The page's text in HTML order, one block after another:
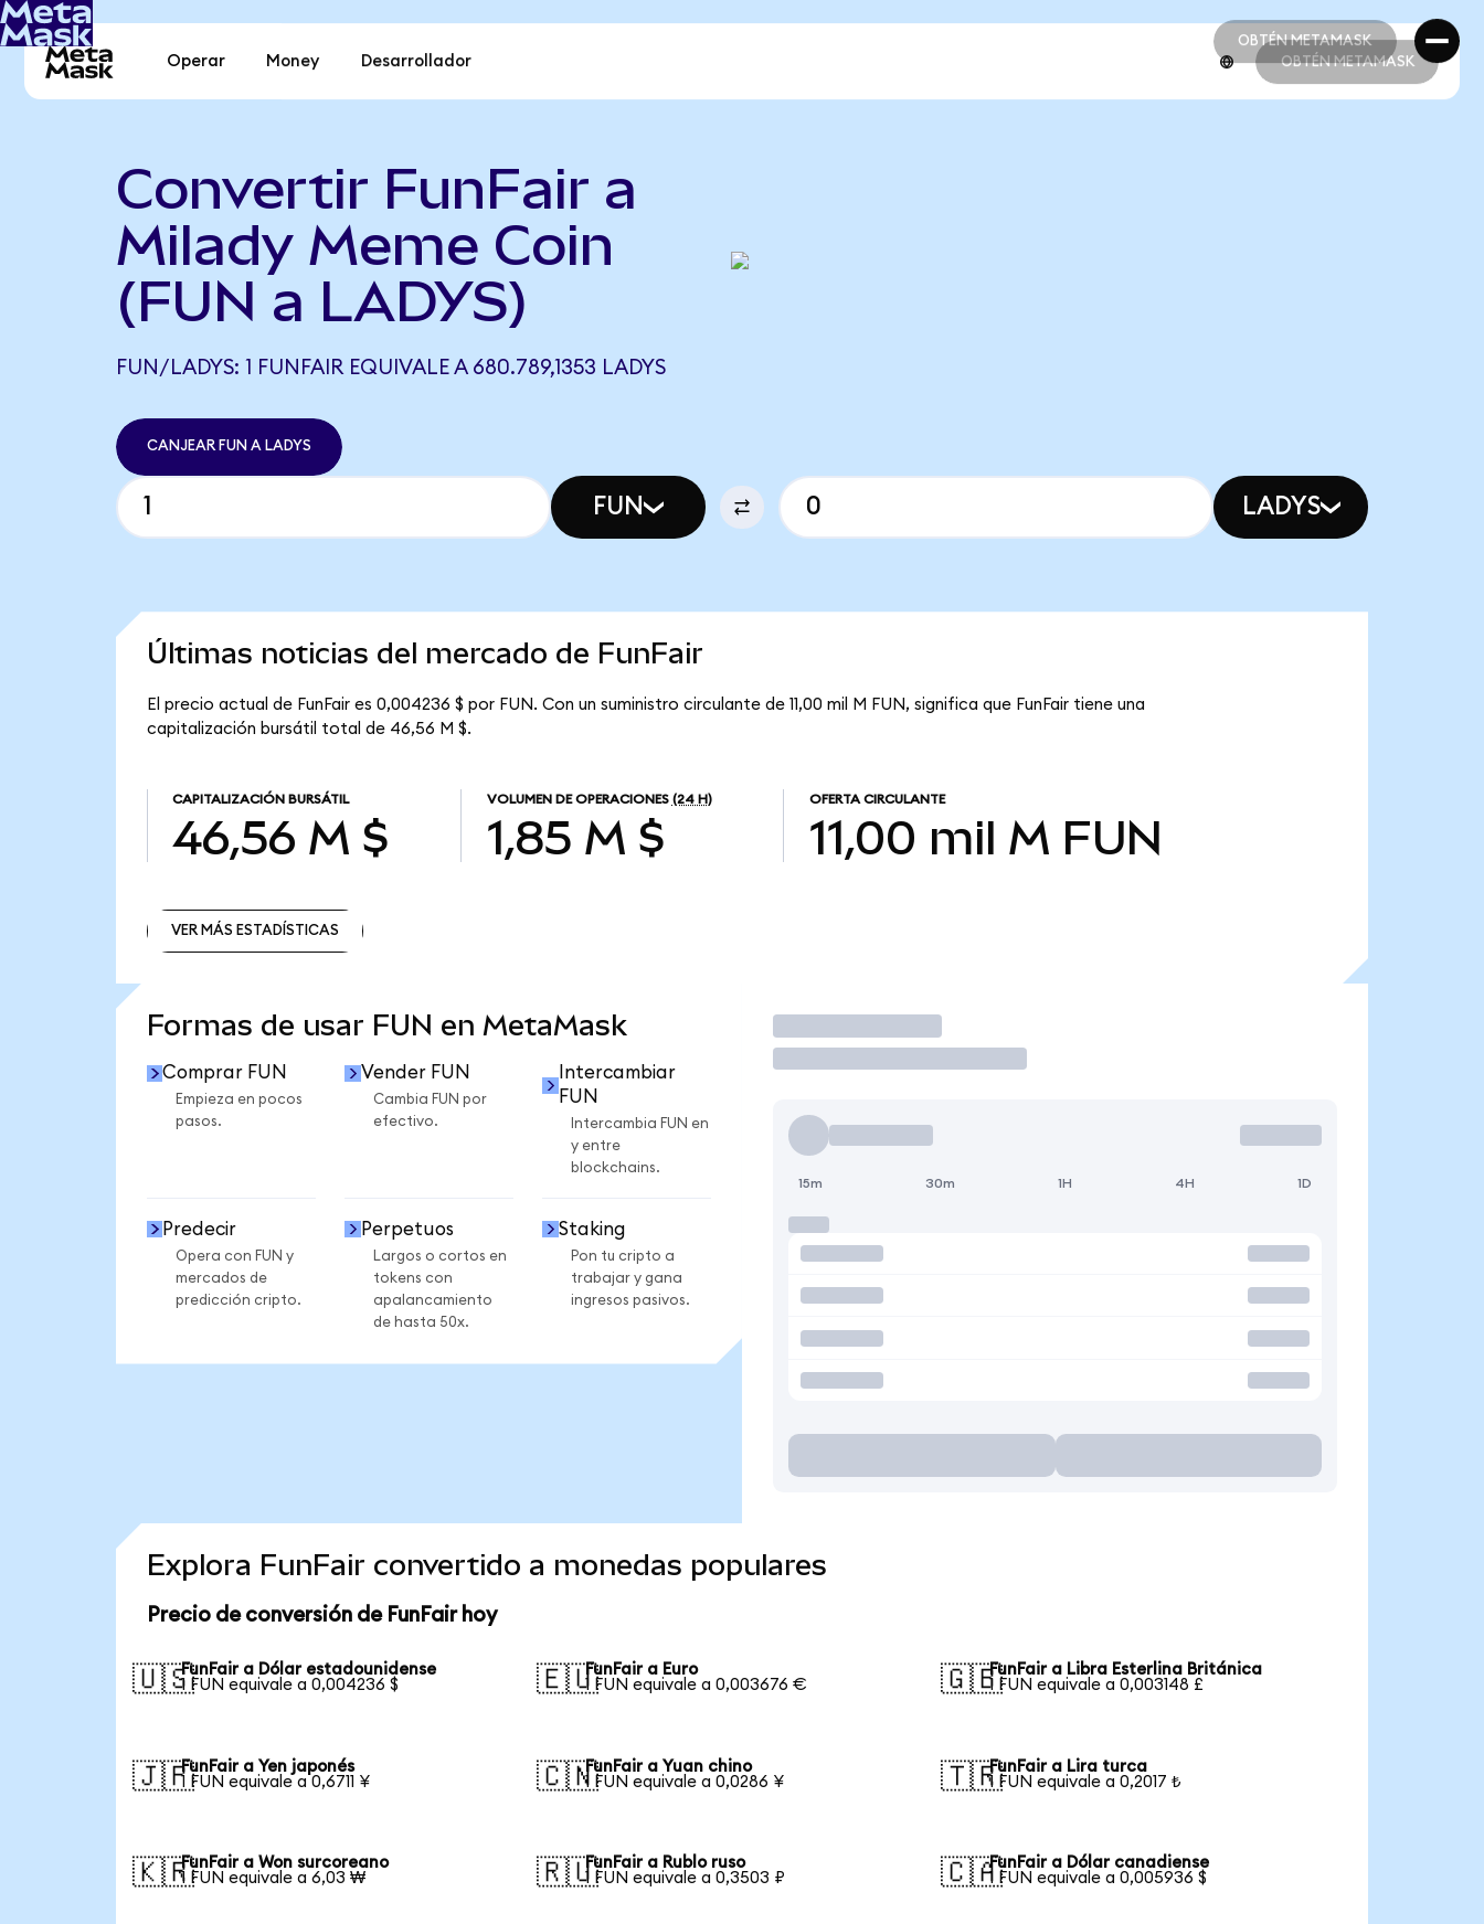
OBTÉN METAMASK
OBTÉN METAMASK
Operar Money Desarrollador OBTÉN METAMASK
Convertir FunFair a
Milady Meme Coin
(FUN a LADYS)
FUN/LADYS: 1 FUNFAIR EQUIVALE A 680.789,1353 LADYS
CANJEAR FUN A LADYS
FUN LADYS
Últimas noticias del mercado de FunFair
El precio actual de FunFair es 0,004236 $ por FUN. Con un suministro circulante de 11,00 mil M FUN, significa que FunFair tiene una
capitalización bursátil total de 46,56 M $.
CAPITALIZACIÓN BURSÁTIL
46,56 M $
VOLUMEN DE OPERACIONES (24 H)
1,85 M $
OFERTA CIRCULANTE
11,00 mil M FUN
VER MÁS ESTADÍSTICAS
Formas de usar FUN en MetaMask
Comprar FUN
Empieza en pocos
pasos.
Vender FUN
Cambia FUN por
efectivo.
Intercambiar
FUN
Intercambia FUN en
y entre
blockchains.
Predecir
Opera con FUN y
mercados de
predicción cripto.
Perpetuos
Largos o cortos en
tokens con
apalancamiento
de hasta 50x.
Staking
Pon tu cripto a
trabajar y gana
ingresos pasivos.
Operar
15m 30m 1H 4H 1D
Explora FunFair convertido a monedas populares
Precio de conversión de FunFair hoy
🇺🇸FunFair a Dólar estadounidense
1 FUN equivale a 0,004236 $
🇪🇺FunFair a Euro
1 FUN equivale a 0,003676 €
🇬🇧FunFair a Libra Esterlina Británica
1 FUN equivale a 0,003148 £
🇯🇵FunFair a Yen japonés
1 FUN equivale a 0,6711 ¥
🇨🇳FunFair a Yuan chino
1 FUN equivale a 0,0286 ¥
🇹🇷FunFair a Lira turca
1 FUN equivale a 0,2017 ₺
🇰🇷FunFair a Won surcoreano
1 FUN equivale a 6,03 ₩
🇷🇺FunFair a Rublo ruso
1 FUN equivale a 0,3503 ₽
🇨🇦FunFair a Dólar canadiense
1 FUN equivale a 0,005936 $